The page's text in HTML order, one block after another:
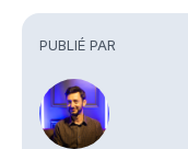
PUBLIÉ PAR